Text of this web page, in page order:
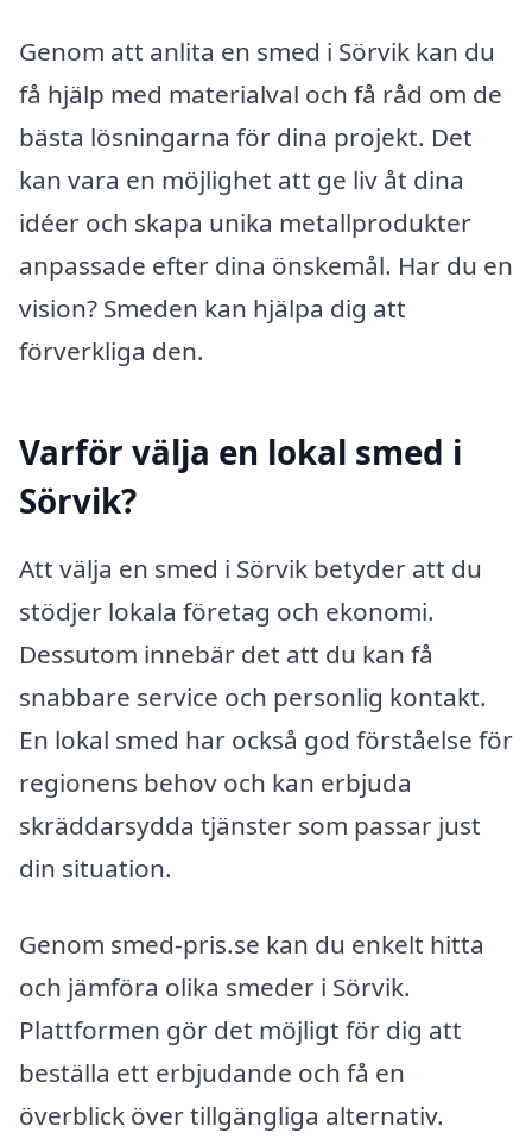
Genom att anlita en smed i Sörvik kan du
få hjälp med materialval och få råd om de
bästa lösningarna för dina projekt. Det
kan vara en möjlighet att ge liv åt dina
idéer och skapa unika metallprodukter
anpassade efter dina önskemål. Har du en
vision? Smeden kan hjälpa dig att
förverkliga den.
Varför välja en lokal smed i
Sörvik?
Att välja en smed i Sörvik betyder att du
stödjer lokala företag och ekonomi.
Dessutom innebär det att du kan få
snabbare service och personlig kontakt.
En lokal smed har också god förståelse för
regionens behov och kan erbjuda
skräddarsydda tjänster som passar just
din situation.
Genom smed-pris.se kan du enkelt hitta
och jämföra olika smeder i Sörvik.
Plattformen gör det möjligt för dig att
beställa ett erbjudande och få en
överblick över tillgängliga alternativ.